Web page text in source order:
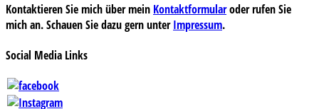
Kontaktieren Sie mich über mein Kontaktformularoder rufen Sie
mich an. Schauen Sie dazu gern unterImpressum.
Social Media Links